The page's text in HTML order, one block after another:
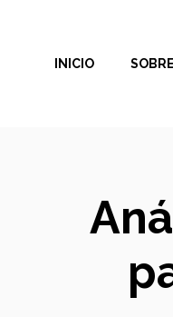
contenidoINICIO